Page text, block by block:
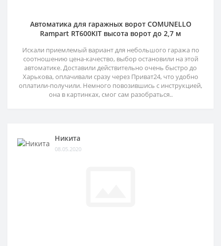
Автоматика для гаражных ворот COMUNELLO
Rampart RT600KIT высота ворот до 2,7 м
Искали приемлемый вариант для небольшого гаража по
соотношению цена-качество, выбор остановили на этой
автоматике. Доставили действительно очень быстро до
Харькова, оплачивали сразу через Приват24, что удобно
оплатили-получили. Немного повозившись с инструкцией,
она в картинках, смог сам разобраться..
Никита
08.05.2020